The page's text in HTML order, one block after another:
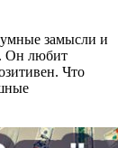
замысли и
Он любит
Что